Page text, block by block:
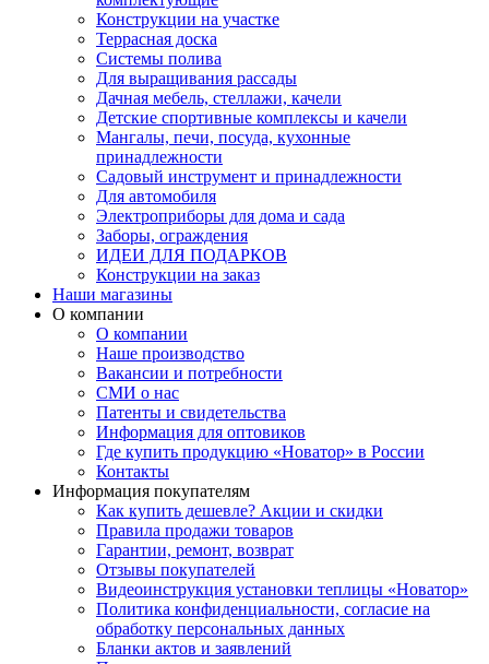
Конструкции на участке
Террасная доска
Системы полива
Для выращивания рассады
Дачная мебель, стеллажи, качели
Детские спортивные комплексы и качели
Мангалы, печи, посуда, кухонные
принадлежности
Садовый инструмент и принадлежности
Для автомобиля
Электроприборы для дома и сада
Заборы, ограждения
ИДЕИ ДЛЯ ПОДАРКОВ
Конструкции на заказ
Наши магазины
О компании
О компании
Наше производство
Вакансии и потребности
СМИ о нас
Патенты и свидетельства
Информация для оптовиков
Где купить продукцию «Новатор» в России
Контакты
Информация покупателям
Как купить дешевле? Акции и скидки
Правила продажи товаров
Гарантии, ремонт, возврат
Отзывы покупателей
Видеоинструкция установки теплицы «Новатор»
Политика конфиденциальности, согласие на
обработку персональных данных
Бланки актов и заявлений